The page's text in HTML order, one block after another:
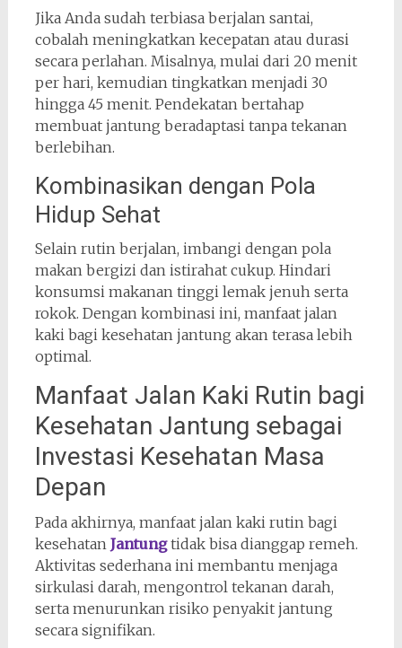
Jika Anda sudah terbiasa berjalan santai,
cobalah meningkatkan kecepatan atau durasi
secara perlahan. Misalnya, mulai dari 20 menit
per hari, kemudian tingkatkan menjadi 30
hingga 45 menit. Pendekatan bertahap
membuat jantung beradaptasi tanpa tekanan
berlebihan.
Kombinasikan dengan Pola
Hidup Sehat
Selain rutin berjalan, imbangi dengan pola
makan bergizi dan istirahat cukup. Hindari
konsumsi makanan tinggi lemak jenuh serta
rokok. Dengan kombinasi ini, manfaat jalan
kaki bagi kesehatan jantung akan terasa lebih
optimal.
Manfaat Jalan Kaki Rutin bagi
Kesehatan Jantung sebagai
Investasi Kesehatan Masa
Depan
Pada akhirnya, manfaat jalan kaki rutin bagi
kesehatan Jantungtidak bisa dianggap remeh.
Aktivitas sederhana ini membantu menjaga
sirkulasi darah, mengontrol tekanan darah,
serta menurunkan risiko penyakit jantung
secara signifikan.